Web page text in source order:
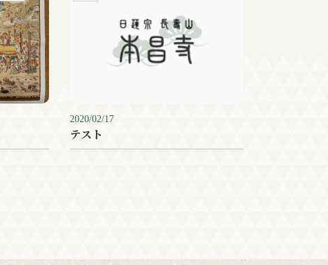
2020/02/17
テスト